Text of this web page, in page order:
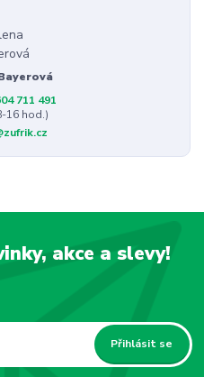
711 491
16 hod.)
akce a slevy!
Přihlásit se